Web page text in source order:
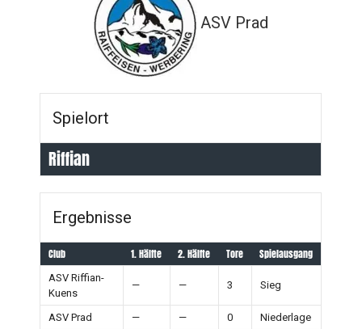
ASV Prad
Spielort
Riffian
Ergebnisse
Club 1. Hälfte 2. Hälfte Tore Spielausgang
ASV Riffian-
Kuens
— — 3 Sieg
ASV Prad — — 0 Niederlage